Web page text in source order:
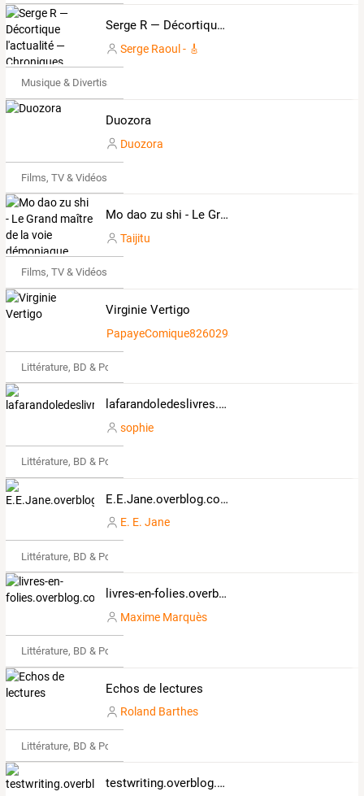
Serge R — Décortique l'actualité — Chroniques
Serge Raoul - 🎸
Musique & Divertissements
Duozora
Duozora
Films, TV & Vidéos
Mo dao zu shi - Le Grand maître de la voie démoniaque
Taijitu
Films, TV & Vidéos
Virginie Vertigo
PapayeComique8260293
Littérature, BD & Poésie
lafarandoledeslivres.com
sophie
Littérature, BD & Poésie
E.E.Jane.overblog.com
E. E. Jane
Littérature, BD & Poésie
livres-en-folies.overblog.com
Maxime Marquès
Littérature, BD & Poésie
Echos de lectures
Roland Barthes
Littérature, BD & Poésie
testwriting.overblog.com